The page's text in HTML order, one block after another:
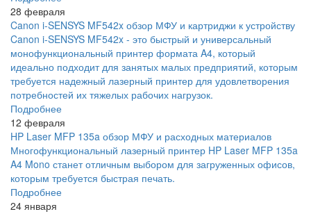
28 февраля
Canon i-SENSYS MF542x обзор МФУ и картриджи к устройству
Canon i-SENSYS MF542x - это быстрый и универсальный
монофункциональный принтер формата A4, который
идеально подходит для занятых малых предприятий, которым
требуется надежный лазерный принтер для удовлетворения
потребностей их тяжелых рабочих нагрузок.
Подробнее
12 февраля
HP Laser MFP 135a обзор МФУ и расходных материалов
Многофункциональный лазерный принтер HP Laser MFP 135a
A4 Mono станет отличным выбором для загруженных офисов,
которым требуется быстрая печать.
Подробнее
24 января